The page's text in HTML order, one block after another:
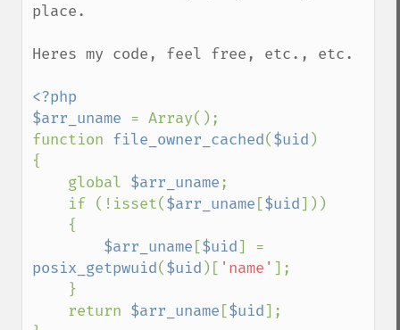
place.
Heres my code, feel free, etc., etc.
<?php
$arr_uname = Array();
function file_owner_cached($uid )
{
    global
$arr_uname;
    if (!isset(
$arr_uname [$uid]))
$arr_uname [$uid
posix_getpwuid($uid )[ 'name' ];
    return
$arr_uname [$uid];